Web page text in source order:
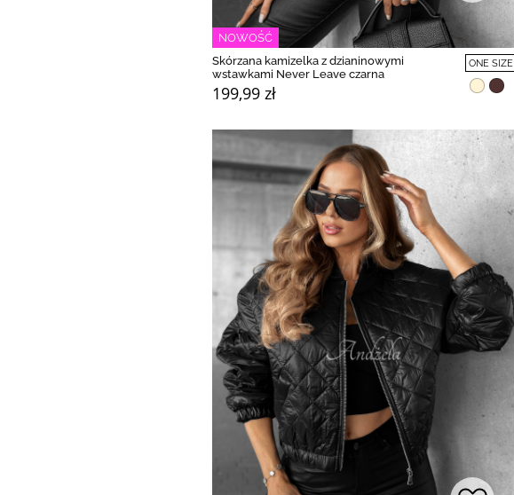
NOWOŚĆ
Skórzana kamizelka z dzianinowymi
wstawkami Never Leave czarna
199,99 zł
ONE SIZE